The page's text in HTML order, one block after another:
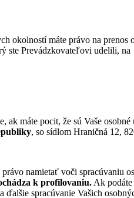
okolností máte právo na
ste Prevádzkovateľovi udelili,
ak máte pocit, že sú Vaše
, so sídlom Hraničná 12,
právo namietať voči spracúvaniu
k profilovaniu. Ak
ďalšie spracúvanie Vašich